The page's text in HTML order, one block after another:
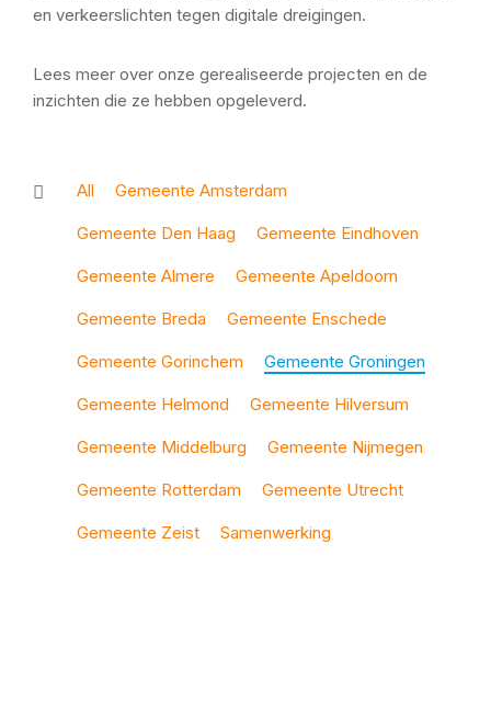
en verkeerslichten tegen digitale dreigingen.
Lees meer over onze gerealiseerde projecten en de
inzichten die ze hebben opgeleverd.
All Gemeente Amsterdam
Gemeente Den Haag Gemeente Eindhoven
Gemeente Almere Gemeente Apeldoorn
Gemeente Breda Gemeente Enschede
Gemeente Gorinchem Gemeente Groningen
Gemeente Helmond Gemeente Hilversum
Gemeente Middelburg Gemeente Nijmegen
Gemeente Rotterdam Gemeente Utrecht
Gemeente Zeist Samenwerking